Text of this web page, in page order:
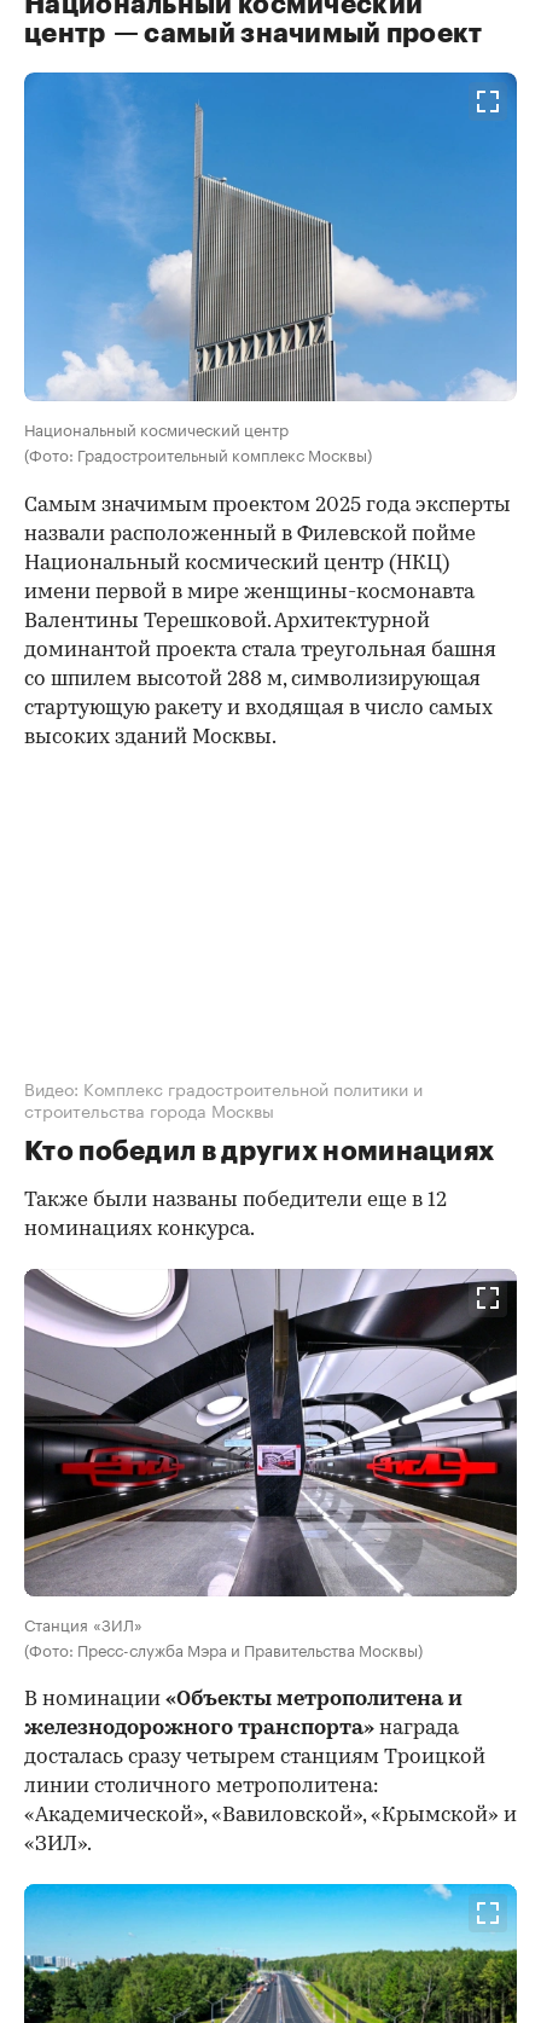
Национальный космический
центр — самый значимый проект
Национальный космический центр
(Фото: Градостроительный комплекс Москвы)
00:00 / 00:00
Самым значимым проектом 2025 года эксперты
назвали расположенный в Филевской пойме
Национальный космический центр (НКЦ)
имени первой в мире женщины-космонавта
Валентины Терешковой. Архитектурной
доминантой проекта стала треугольная башня
со шпилем высотой 288 м, символизирующая
стартующую ракету и входящая в число самых
высоких зданий Москвы.
Видео: Комплекс градостроительной политики и
строительства города Москвы
Кто победил в других номинациях
Также были названы победители еще в 12
номинациях конкурса.
Станция «ЗИЛ»
(Фото: Пресс-служба Мэра и Правительства Москвы)
В номинации «Объекты метрополитена и
железнодорожного транспорта» награда
досталась сразу четырем станциям Троицкой
линии столичного метрополитена:
«Академической», «Вавиловской», «Крымской» и
«ЗИЛ».